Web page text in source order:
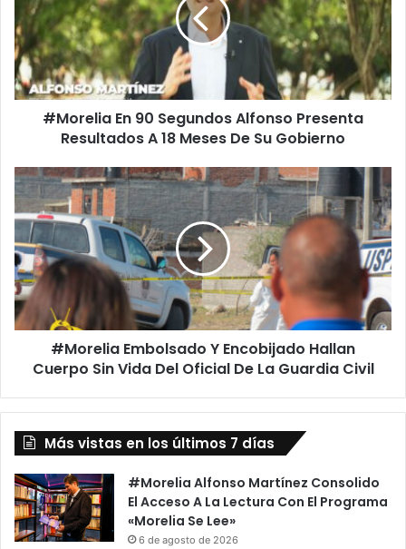
Alfonso
Presenta
Resultados
A
18
Meses
Gobierno
#Morelia En 90 Segundos Alfonso Presenta
Resultados A 18 Meses De Su Gobierno
#Morelia
Embolsado
Y
Encobijado
Hallan
Cuerpo
Sin
Vida
Del
#Morelia Embolsado Y Encobijado Hallan
Cuerpo Sin Vida Del Oficial De La Guardia Civil
Más vistas en los últimos 7 días
#Morelia Alfonso Martínez Consolido
El Acceso A La Lectura Con El Programa
«Morelia Se Lee»
6 de agosto de 2026